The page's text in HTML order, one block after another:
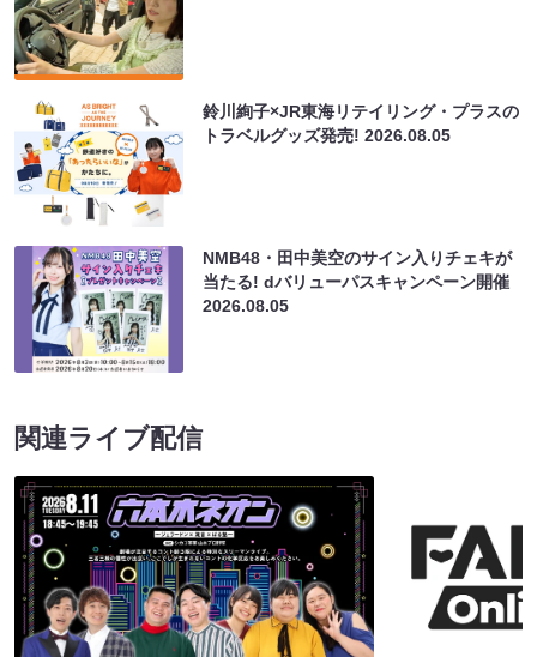
鈴川絢子×JR東海リテイリング・プラスの
トラベルグッズ発売!2026.08.05
NMB48・田中美空のサイン入りチェキが
当たる! dバリューパスキャンペーン開催
2026.08.05
関連ライブ配信